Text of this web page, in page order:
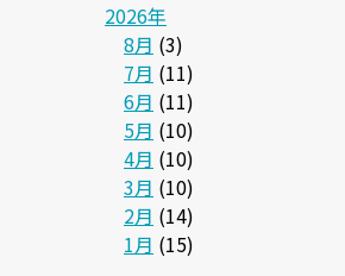
2026年
8月 (3)
7月 (11)
6月 (11)
5月 (10)
4月 (10)
3月 (10)
2月 (14)
1月 (15)